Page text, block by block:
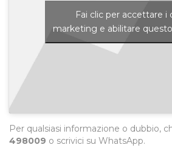
Fai clic per accettare i
marketing e abilitare
Per qualsiasi informazione o dubbio,
498009 o scrivici su WhatsApp.